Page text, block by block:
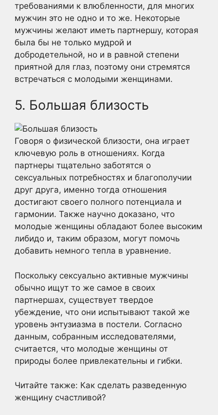
требованиями к влюбленности, для многих
мужчин это не одно и то же. Некоторые
мужчины желают иметь партнершу, которая
была бы не только мудрой и
добродетельной, но и в равной степени
приятной для глаз, поэтому они стремятся
встречаться с молодыми женщинами.
5. Большая близость
Говоря о физической близости, она играет
ключевую роль в отношениях. Когда
партнеры тщательно заботятся о
сексуальных потребностях и благополучии
друг друга, именно тогда отношения
достигают своего полного потенциала и
гармонии. Также научно доказано, что
молодые женщины обладают более высоким
либидо и, таким образом, могут помочь
добавить немного тепла в уравнение.
Поскольку сексуально активные мужчины
обычно ищут то же самое в своих
партнершах, существует твердое
убеждение, что они испытывают такой же
уровень энтузиазма в постели. Согласно
данным, собранным исследователями,
считается, что молодые женщины от
природы более привлекательны и гибки.
Читайте также: Как сделать разведенную
женщину счастливой?